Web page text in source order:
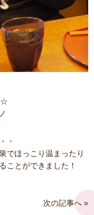
・
でほっこり温まったり
ことができました！
次の記事へ »